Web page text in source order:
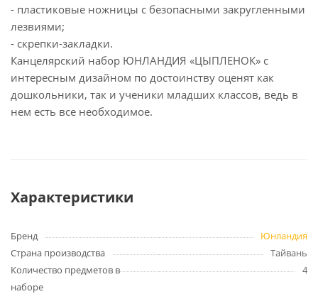
- пластиковые ножницы с безопасными закругленными
лезвиями;
- скрепки-закладки.
Канцелярский набор ЮНЛАНДИЯ «ЦЫПЛЕНОК» с
интересным дизайном по достоинству оценят как
дошкольники, так и ученики младших классов, ведь в
нем есть все необходимое.
Характеристики
Бренд
Юнландия
Страна производства
Тайвань
Количество предметов в
наборе
4